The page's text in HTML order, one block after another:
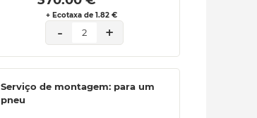
+ Ecotaxa de 1.82 €
- 2 +
Serviço de montagem: para um
pneu